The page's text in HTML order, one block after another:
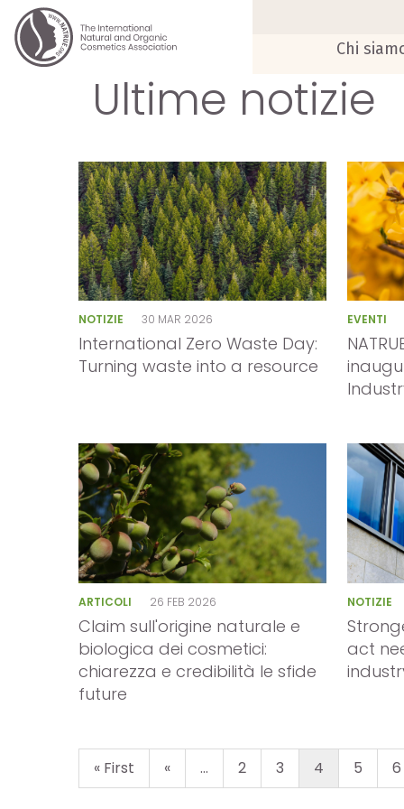
Chi
Ultime notizie
NOTIZIE 30 MAR 2026
International Zero Waste Day:
Turning waste into a resource
EVENTI
ARTICOLI 26 FEB 2026
Claim sull'origine naturale e
biologica dei cosmetici:
chiarezza e credibilità le sfide
future
NOTIZIE
act
« First « ... 2 3 4 5 6